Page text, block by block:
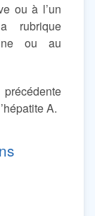
ou à l’un
rubrique
ou au
A.